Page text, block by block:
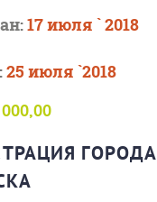
17 июля ` 2018
25 июля `2018
ГОРОДА